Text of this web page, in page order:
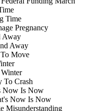
Time
Pregnancy
Away
Move
Crash
Is Now
Now Is Now